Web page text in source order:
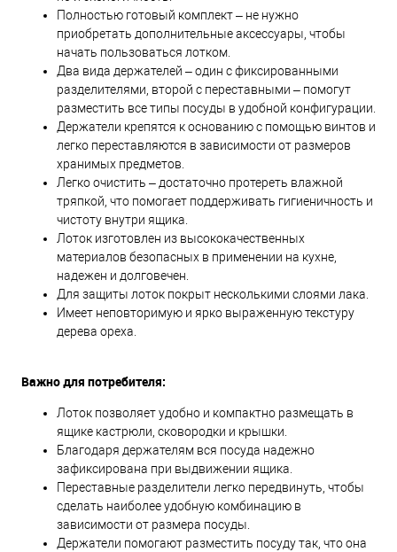
Полностью готовый комплект – не нужно
приобретать дополнительные аксессуары, чтобы
начать пользоваться лотком.
Два вида держателей – один с фиксированными
разделителями, второй с переставными – помогут
разместить все типы посуды в удобной конфигурации.
Держатели крепятся к основанию с помощью винтов и
легко переставляются в зависимости от размеров
хранимых предметов.
Легко очистить – достаточно протереть влажной
тряпкой, что помогает поддерживать гигиеничность и
чистоту внутри ящика.
Лоток изготовлен из высококачественных
материалов безопасных в применении на кухне,
надежен и долговечен.
Для защиты лоток покрыт несколькими слоями лака.
Имеет неповторимую и ярко выраженную текстуру
дерева ореха.
Важно для потребителя:
Лоток позволяет удобно и компактно размещать в
ящике кастрюли, сковородки и крышки.
Благодаря держателям вся посуда надежно
зафиксирована при выдвижении ящика.
Переставные разделители легко передвинуть, чтобы
сделать наиболее удобную комбинацию в
зависимости от размера посуды.
Держатели помогают разместить посуду так, что она